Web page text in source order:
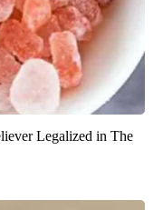
Legalized in The